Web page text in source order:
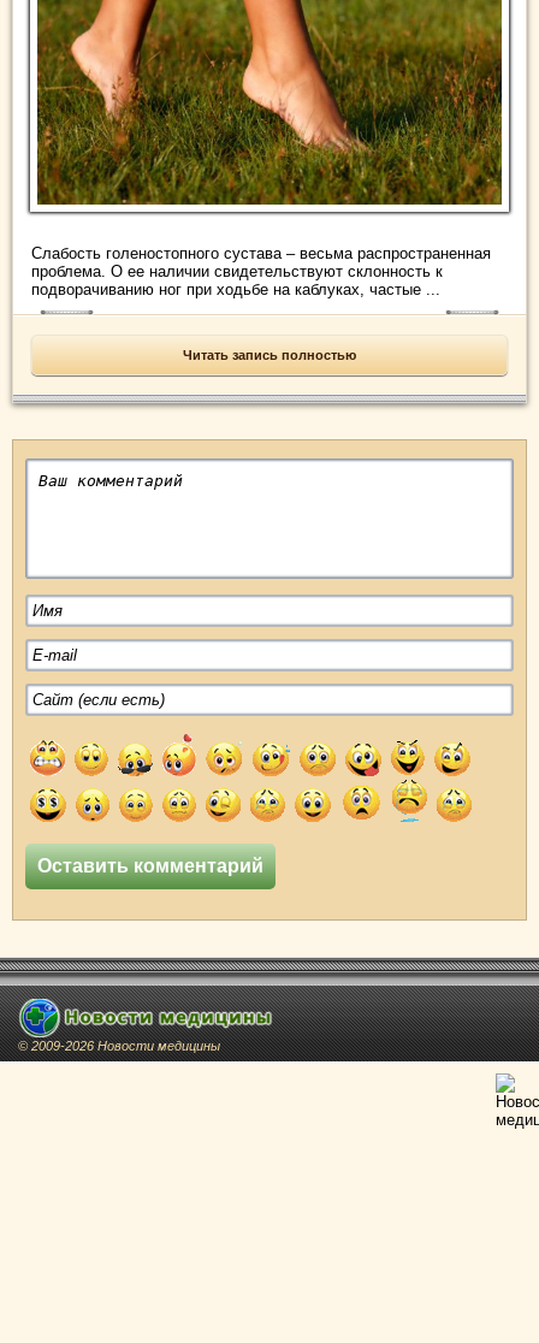
Слабость голеностопного сустава – весьма распространенная
проблема. О ее наличии свидетельствуют склонность к
подворачиванию ног при ходьбе на каблуках, частые ...
Читать запись полностью
© 2009-2026 Новости медицины